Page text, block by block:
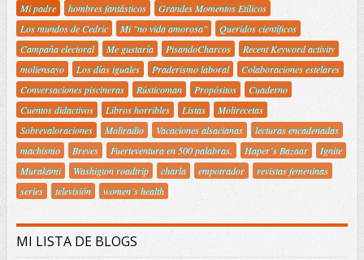
Mi padre
hombres fantásticos
Grandes Momentos Etílicos
Los mundos de Cedric
Mi "no vida amorosa"
Queridos científicos
Campaña electoral
Me gustaría PisandoCharcos
Recent Keyword activity
moliensayo
Los días iguales Praderismo laboral
Colaboraciones estelares
Conversaciones piscineras
Rústicoman Propósitos
Cuaderno
Cuentos didactivos
Libros horribles Listas
Molirecetas
Sobrevaloraciones
Moliradio Vacaciones alsacianas
lecturas encadenadas
machismo
Breves Fuerteventura en 500 palabras. Haper´s Bazaar
Ignite
Murakami
Washigton roadtrip charla empotrador
revistas femeninas
series
televisión women´s health
MI LISTA DE BLOGS